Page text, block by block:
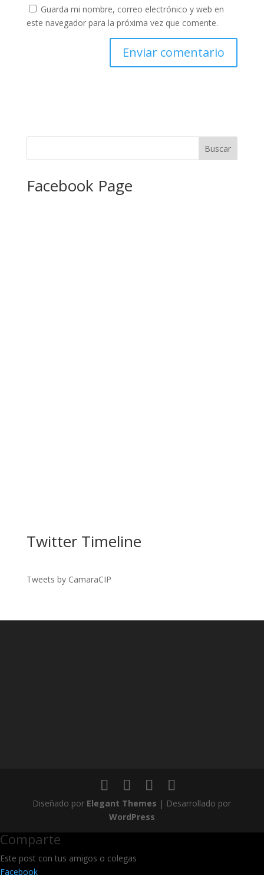
Guarda mi nombre, correo electrónico y web en
este navegador para la próxima vez que comente.
Facebook Page
Twitter Timeline
Tweets by CamaraCIP
Diseñado por Elegant Themes | Desarrollado por
WordPress
Comparte
Este post con tus amigos o colegas
Facebook